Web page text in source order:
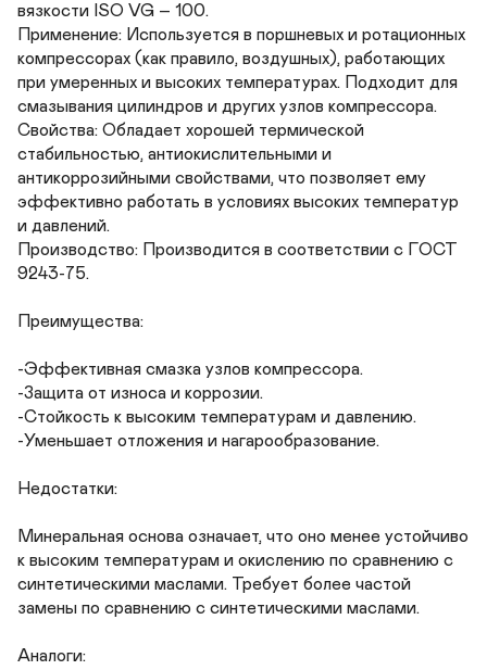
вязкости ISO VG – 100.
Применение: Используется в поршневых и ротационных
компрессорах (как правило, воздушных), работающих
при умеренных и высоких температурах. Подходит для
смазывания цилиндров и других узлов компрессора.
Свойства: Обладает хорошей термической
стабильностью, антиокислительными и
антикоррозийными свойствами, что позволяет ему
эффективно работать в условиях высоких температур
и давлений.
Производство: Производится в соответствии с ГОСТ
9243-75.
Преимущества:
-Эффективная смазка узлов компрессора.
-Защита от износа и коррозии.
-Стойкость к высоким температурам и давлению.
-Уменьшает отложения и нагарообразование.
Недостатки:
Минеральная основа означает, что оно менее устойчиво
к высоким температурам и окислению по сравнению с
синтетическими маслами. Требует более частой
замены по сравнению с синтетическими маслами.
Аналоги: